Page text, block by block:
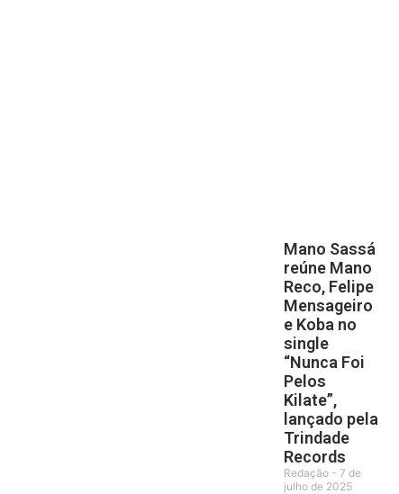
Mano Sassá
reúne Mano
Reco, Felipe
Mensageiro
e Koba no
single
“Nunca Foi
Pelos
Kilate”,
lançado pela
Trindade
Records
Redação
7 de
julho de 2025